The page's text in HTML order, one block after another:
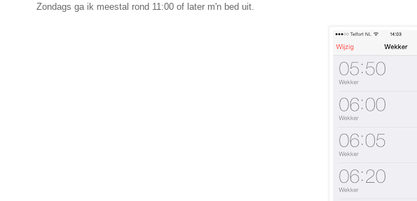
Zondags ga ik meestal rond 11:00 of later m'n bed uit.